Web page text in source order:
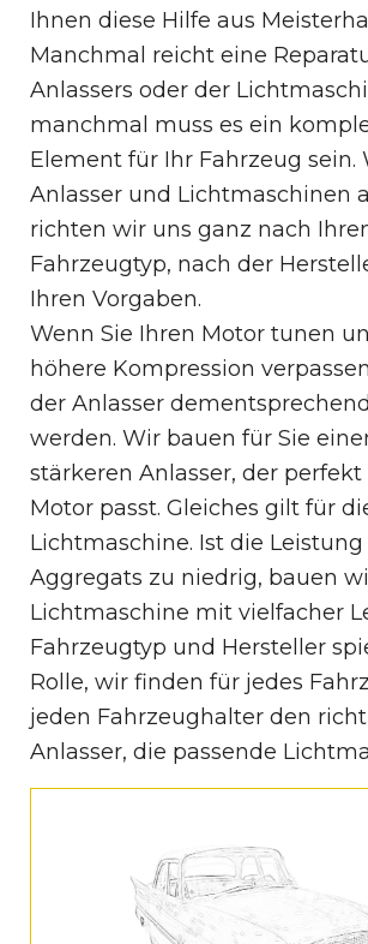
Ihnen diese Hilfe aus
Manchmal reicht eine
Anlassers oder der
manchmal muss es ein
Element für Ihr Fahrzeug sein.
Anlasser und Lichtmaschinen
richten wir uns ganz nach
Fahrzeugtyp, nach der
Ihren Vorgaben.
Wenn Sie Ihren Motor tunen
höhere Kompression
der Anlasser
werden. Wir bauen für Sie
stärkeren Anlasser, der
Motor passt. Gleiches gilt für
Lichtmaschine. Ist die Leistung
Aggregats zu niedrig, bauen
Lichtmaschine mit vielfacher
Fahrzeugtyp und Hersteller
Rolle, wir finden für jedes
jeden Fahrzeughalter den
Anlasser, die passende